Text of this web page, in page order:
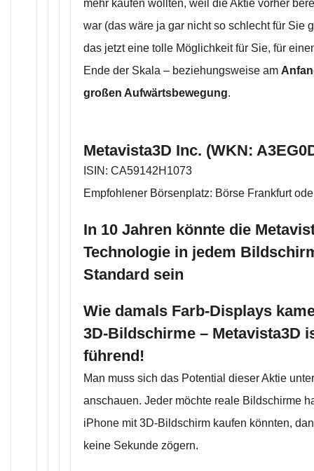
mehr kaufen wollten, weil die Aktie vorher
war (das wäre ja gar nicht so schlecht für Sie
das jetzt eine tolle Möglichkeit für Sie, für
Ende der Skala – beziehungsweise am
großen Aufwärtsbewegung.
Metavista3D Inc. (WKN:
ISIN: CA59142H1073
Empfohlener Börsenplatz: Börse Frankfurt
In 10 Jahren könnte die
Technologie in jedem
Standard sein
Wie damals Farb-Displays
3D-Bildschirme – Metavista3D
führend!
Man muss sich das Potential dieser Aktie
anschauen. Jeder möchte reale Bildschirme
iPhone mit 3D-Bildschirm kaufen könnten,
keine Sekunde zögern.